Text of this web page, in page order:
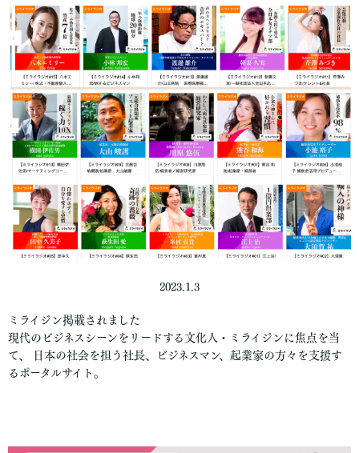
2023.1.3
ミライジン掲載されました
現代のビジネスシーンをリードする文化人・ミライジンに焦点を当
て、 日本の社会を担う社長、ビジネスマン、起業家の方々を支援す
るポータルサイト。